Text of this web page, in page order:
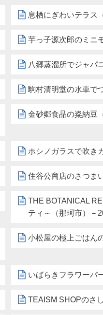
息栖にぎわいテラス
芋っ子源次郎のミニ
八郷蒸溜所でジャパ
駒村清明堂の水車で
金砂郷食品の粢納豆
ホシノガラスで吹き
住谷公商店のさつま
THE BOTANICAL
ティ～（那珂市）－
小松屋の極上ごはん
いばらきフラワーパ
TEAISM SHOPのさ